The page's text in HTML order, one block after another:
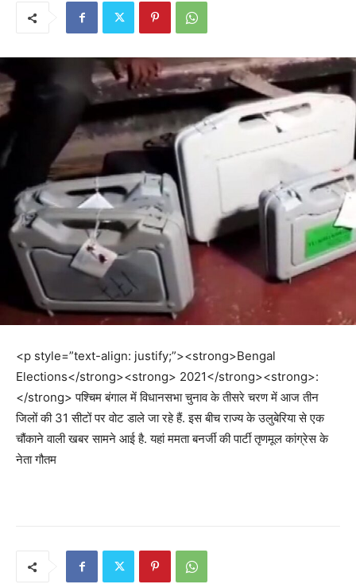
<p style=”text-align: justify;”><strong>Bengal
Elections</strong><strong> 2021</strong><strong>:
</strong> पश्चिम बंगाल में विधानसभा चुनाव के तीसरे चरण में आज तीन
जिलों की 31 सीटों पर वोट डाले जा रहे हैं. इस बीच राज्य के उलुबेरिया से एक
चौंकाने वाली खबर सामने आई है. यहां ममता बनर्जी की पार्टी तृणमूल कांग्रेस के
नेता गौतम